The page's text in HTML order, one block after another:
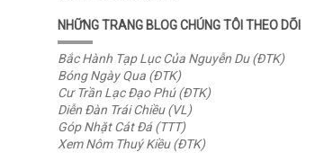
NHỮNG TRANG BLOG CHÚNG TÔI THEO DÕI
Bắc Hành Tạp Lục Của Nguyễn Du (ĐTK)
Bóng Ngày Qua (ĐTK)
Cư Trần Lạc Đạo Phú (ĐTK)
Diễn Đàn Trái Chiều (VL)
Góp Nhặt Cát Đá (TTT)
Xem Nôm Thuý Kiều (ĐTK)